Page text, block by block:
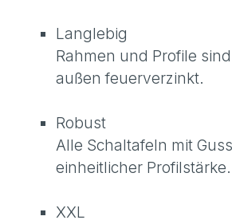
Langlebig
Rahmen und Profile
außen feuerverzinkt.
Robust
Alle Schaltafeln mit
einheitlicher Profilstärke.
XXL